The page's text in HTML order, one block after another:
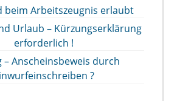
beim Arbeitszeugnis erlaubt
Urlaub – Kürzungserklärung
erforderlich !
– Anscheinsbeweis durch
?